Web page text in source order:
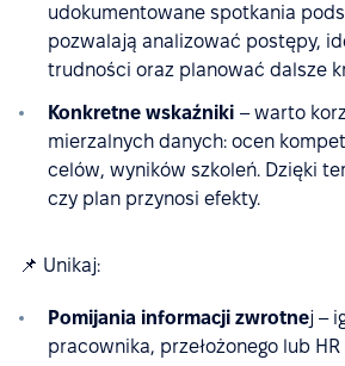
udokumentowane spotkania
pozwalają analizować postępy,
trudności oraz planować dalsze
Konkretne wskaźniki – warto
mierzalnych danych: ocen
celów, wyników szkoleń. Dzięki
czy plan przynosi efekty.
📌 Unikaj:
Pomijania informacji zwrotnej –
pracownika, przełożonego lub